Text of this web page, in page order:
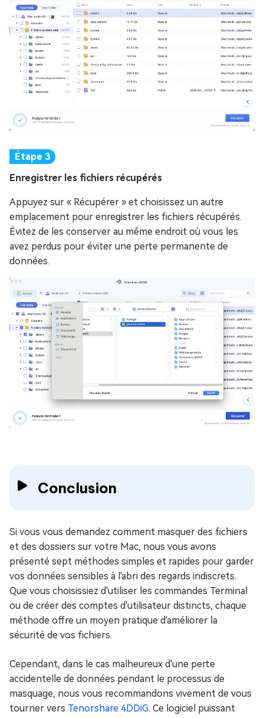
Enregistrer les fichiers récupérés
Appuyez sur « Récupérer » et choisissez un autre
emplacement pour enregistrer les fichiers récupérés.
Évitez de les conserver au même endroit où vous les
avez perdus pour éviter une perte permanente de
données.
Conclusion
Si vous vous demandez comment masquer des fichiers
et des dossiers sur votre Mac, nous vous avons
présenté sept méthodes simples et rapides pour garder
vos données sensibles à l'abri des regards indiscrets.
Que vous choisissiez d'utiliser les commandes Terminal
ou de créer des comptes d'utilisateur distincts, chaque
méthode offre un moyen pratique d'améliorer la
sécurité de vos fichiers.
Cependant, dans le cas malheureux d'une perte
accidentelle de données pendant le processus de
masquage, nous vous recommandons vivement de vous
tourner vers Tenorshare 4DDiG. Ce logiciel puissant